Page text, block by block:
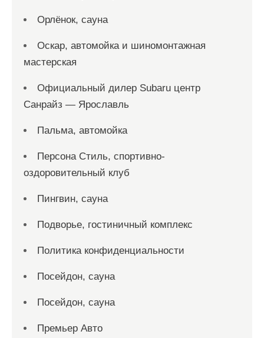
Орлёнок, сауна
Оскар, автомойка и шиномонтажная
мастерская
Официальный дилер Subaru центр
Санрайз — Ярославль
Пальма, автомойка
Персона Стиль, спортивно-
оздоровительный клуб
Пингвин, сауна
Подворье, гостиничный комплекс
Политика конфиденциальности
Посейдон, сауна
Посейдон, сауна
Премьер Авто